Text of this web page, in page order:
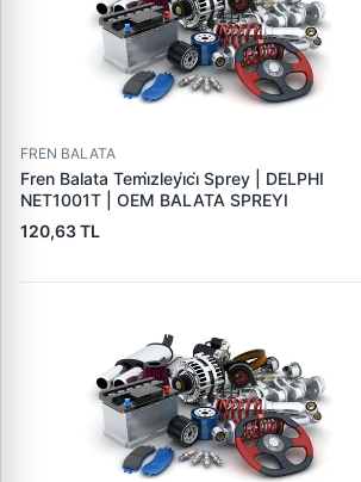
FREN BALATA
Fren Balata Temi̇zleyi̇ci̇ Sprey | DELPHI
NET1001T | OEM BALATA SPREYI
120,63 TL